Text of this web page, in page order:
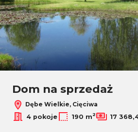
Dom na sprzedaż
Dębe Wielkie, Cięciwa
4 pokoje
190 m2 17